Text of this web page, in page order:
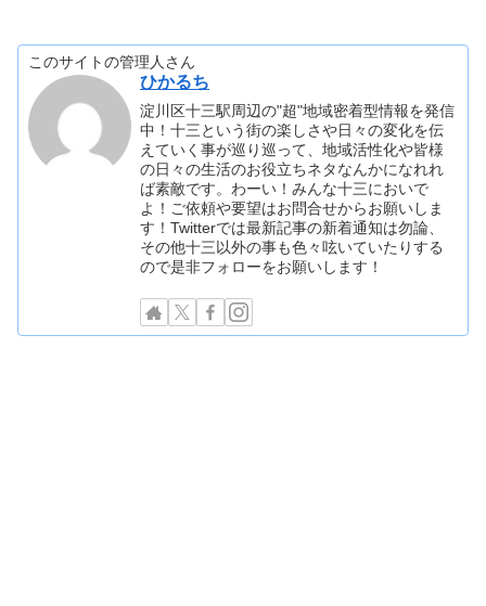
このサイトの管理人さん
ひかるち
淀川区十三駅周辺の"超"地域密着型情報を発信
中！十三という街の楽しさや日々の変化を伝
えていく事が巡り巡って、地域活性化や皆様
の日々の生活のお役立ちネタなんかになれれ
ば素敵です。わーい！みんな十三においで
よ！ご依頼や要望はお問合せからお願いしま
す！Twitterでは最新記事の新着通知は勿論、
その他十三以外の事も色々呟いていたりする
ので是非フォローをお願いします！